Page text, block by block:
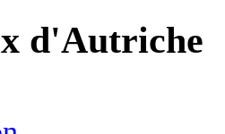
d'Autriche